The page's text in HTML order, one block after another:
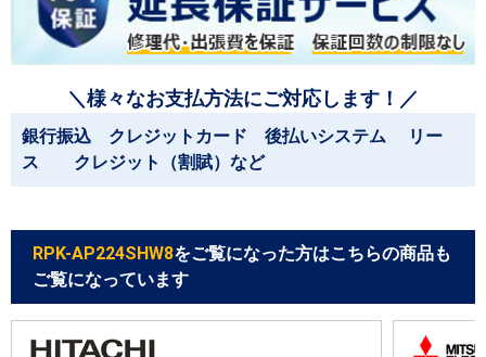
＼様々なお支払方法にご対応します！／
銀行振込 クレジットカード 後払いシステム リー
ス クレジット（割賦）など
RPK-AP224SHW8をご覧になった方はこちらの商品も
ご覧になっています